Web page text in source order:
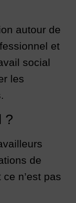
autour de
et
social
les
?
de
n’est pas